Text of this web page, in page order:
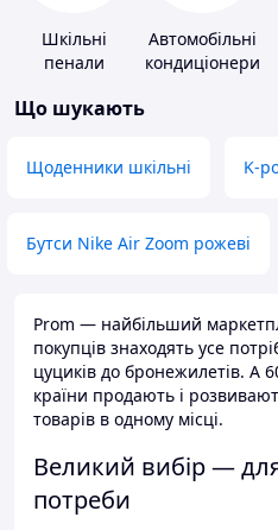
Шкільні
пенали
Автомобільні
кондиціонери
Що шукають
Щоденники шкільні K-
Бутси Nike Air Zoom рожеві
Prom — найбільший
покупців знаходять усе
цуциків до бронежилетів. А
країни продають і
товарів в одному місці.
Великий вибір —
потреби